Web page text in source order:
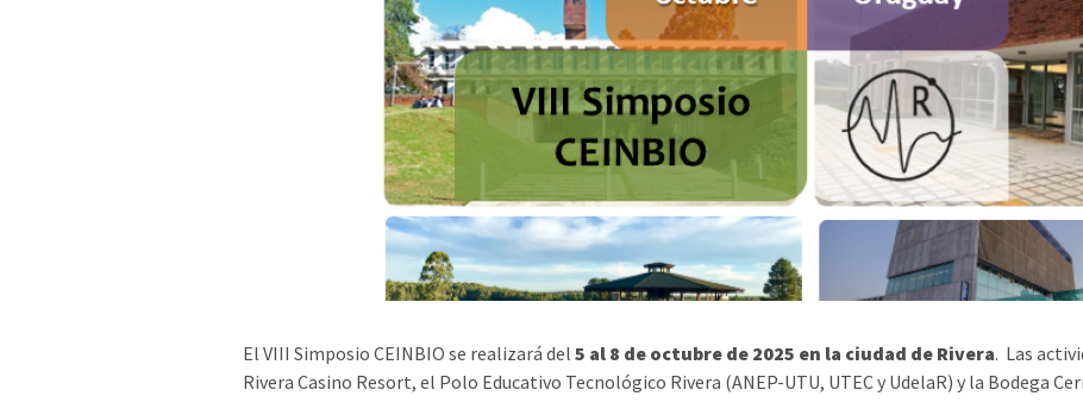
El VIII Simposio CEINBIO se realizará del 5 al 8 de octubre de 2025 en la ciudad de Rivera. Las
Rivera Casino Resort, el Polo Educativo Tecnológico Rivera (ANEP-UTU, UTEC y UdelaR) y la Bodega